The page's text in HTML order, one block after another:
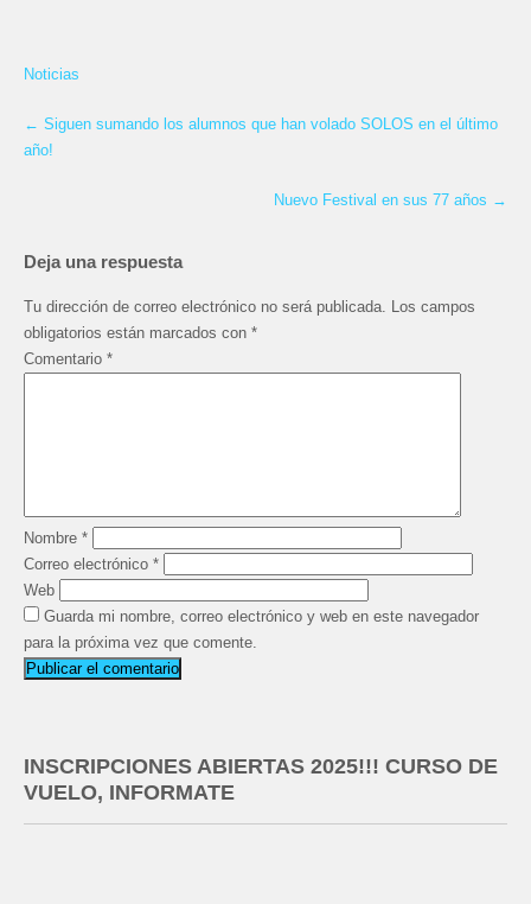
Noticias
← Siguen sumando los alumnos que han volado SOLOS en el último
año!
Nuevo Festival en sus 77 años →
Deja una respuesta
Tu dirección de correo electrónico no será publicada. Los campos
obligatorios están marcados con *
Comentario *
Nombre *
Correo electrónico *
Web
Guarda mi nombre, correo electrónico y web en este navegador
para la próxima vez que comente.
INSCRIPCIONES ABIERTAS 2025!!! CURSO DE
VUELO, INFORMATE